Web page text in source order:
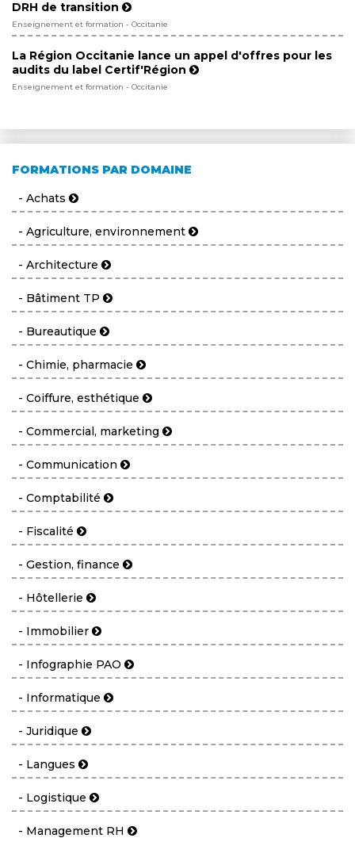
DRH de transition
Enseignement et formation - Occitanie
La Région Occitanie lance un appel d'offres pour les
audits du label Certif'Région
Enseignement et formation - Occitanie
FORMATIONS PAR DOMAINE
- Achats
- Agriculture, environnement
- Architecture
- Bâtiment TP
- Bureautique
- Chimie, pharmacie
- Coiffure, esthétique
- Commercial, marketing
- Communication
- Comptabilité
- Fiscalité
- Gestion, finance
- Hôtellerie
- Immobilier
- Infographie PAO
- Informatique
- Juridique
- Langues
- Logistique
- Management RH